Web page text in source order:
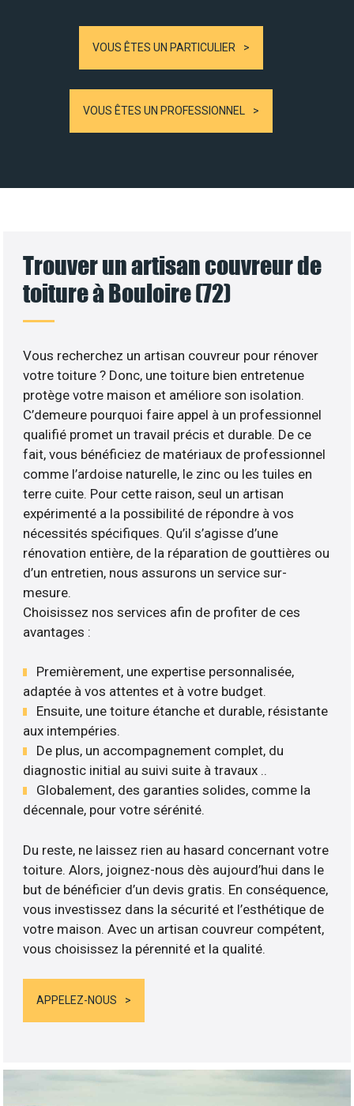
VOUS ÊTES UN PARTICULIER
VOUS ÊTES UN PROFESSIONNEL
Trouver un artisan couvreur de
toiture à Bouloire (72)
Vous recherchez un artisan couvreur pour rénover
votre toiture ? Donc, une toiture bien entretenue
protège votre maison et améliore son isolation.
C’demeure pourquoi faire appel à un professionnel
qualifié promet un travail précis et durable. De ce
fait, vous bénéficiez de matériaux de professionnel
comme l’ardoise naturelle, le zinc ou les tuiles en
terre cuite. Pour cette raison, seul un artisan
expérimenté a la possibilité de répondre à vos
nécessités spécifiques. Qu’il s’agisse d’une
rénovation entière, de la réparation de gouttières ou
d’un entretien, nous assurons un service sur-
mesure.
Choisissez nos services afin de profiter de ces
avantages :
Premièrement, une expertise personnalisée,
adaptée à vos attentes et à votre budget.
Ensuite, une toiture étanche et durable, résistante
aux intempéries.
De plus, un accompagnement complet, du
diagnostic initial au suivi suite à travaux ..
Globalement, des garanties solides, comme la
décennale, pour votre sérénité.
Du reste, ne laissez rien au hasard concernant votre
toiture. Alors, joignez-nous dès aujourd’hui dans le
but de bénéficier d’un devis gratis. En conséquence,
vous investissez dans la sécurité et l’esthétique de
votre maison. Avec un artisan couvreur compétent,
vous choisissez la pérennité et la qualité.
APPELEZ-NOUS